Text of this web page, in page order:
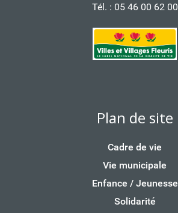
Tél. : 05 46 00 62 00
Plan de site
Cadre de vie
Vie municipale
Enfance / Jeunesse
Solidarité